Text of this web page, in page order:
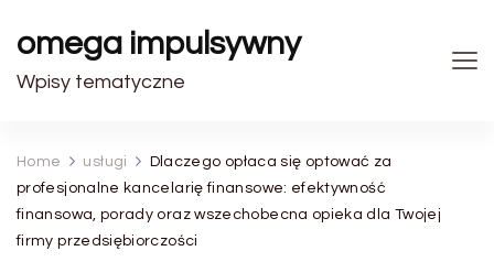
omega impulsywny
Wpisy tematyczne
Home usługi
Dlaczego opłaca się optować za
profesjonalne kancelarię finansowe: efektywność
finansowa, porady oraz wszechobecna opieka dla Twojej
firmy przedsiębiorczości